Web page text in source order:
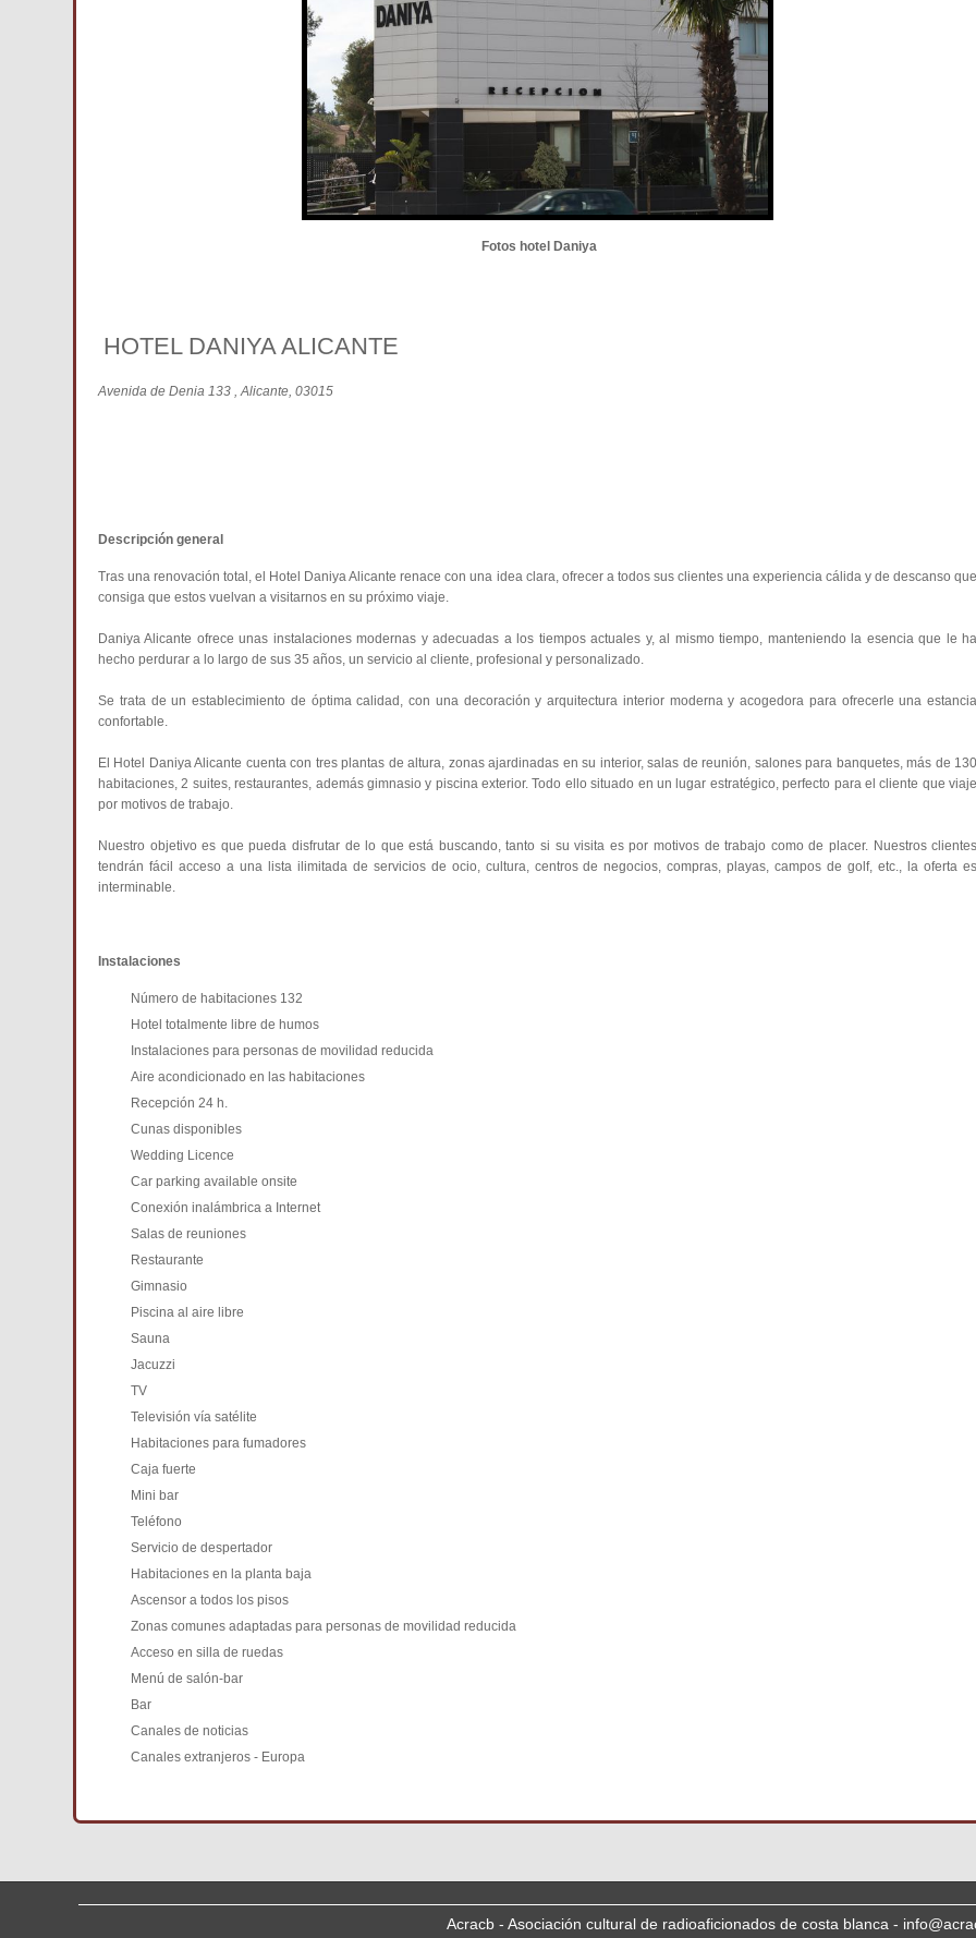
Fotos hotel Daniya
HOTEL DANIYA ALICANTE
Avenida de Denia 133 , Alicante, 03015
Descripción general
Tras una renovación total, el Hotel Daniya Alicante renace con una idea clara, ofrecer a todos sus clientes una experiencia cálida y de descanso que
consiga que estos vuelvan a visitarnos en su próximo viaje.
Daniya Alicante ofrece unas instalaciones modernas y adecuadas a los tiempos actuales y, al mismo tiempo, manteniendo la esencia que le ha
hecho perdurar a lo largo de sus 35 años, un servicio al cliente, profesional y personalizado.
Se trata de un establecimiento de óptima calidad, con una decoración y arquitectura interior moderna y acogedora para ofrecerle una estancia
confortable.
El Hotel Daniya Alicante cuenta con tres plantas de altura, zonas ajardinadas en su interior, salas de reunión, salones para banquetes, más de 130
habitaciones, 2 suites, restaurantes, además gimnasio y piscina exterior. Todo ello situado en un lugar estratégico, perfecto para el cliente que viaje
por motivos de trabajo.
Nuestro objetivo es que pueda disfrutar de lo que está buscando, tanto si su visita es por motivos de trabajo como de placer. Nuestros clientes
tendrán fácil acceso a una lista ilimitada de servicios de ocio, cultura, centros de negocios, compras, playas, campos de golf, etc., la oferta es
interminable.
Instalaciones
Número de habitaciones 132
Hotel totalmente libre de humos
Instalaciones para personas de movilidad reducida
Aire acondicionado en las habitaciones
Recepción 24 h.
Cunas disponibles
Wedding Licence
Car parking available onsite
Conexión inalámbrica a Internet
Salas de reuniones
Restaurante
Gimnasio
Piscina al aire libre
Sauna
Jacuzzi
TV
Televisión vía satélite
Habitaciones para fumadores
Caja fuerte
Mini bar
Teléfono
Servicio de despertador
Habitaciones en la planta baja
Ascensor a todos los pisos
Zonas comunes adaptadas para personas de movilidad reducida
Acceso en silla de ruedas
Menú de salón-bar
Bar
Canales de noticias
Canales extranjeros - Europa
Acracb - Asociación cultural de radioaficionados de costa blanca -